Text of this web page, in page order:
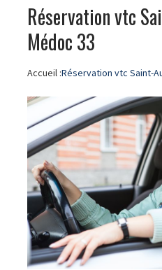
Réservation vtc
Médoc 33
Accueil :Réservation vtc Saint-